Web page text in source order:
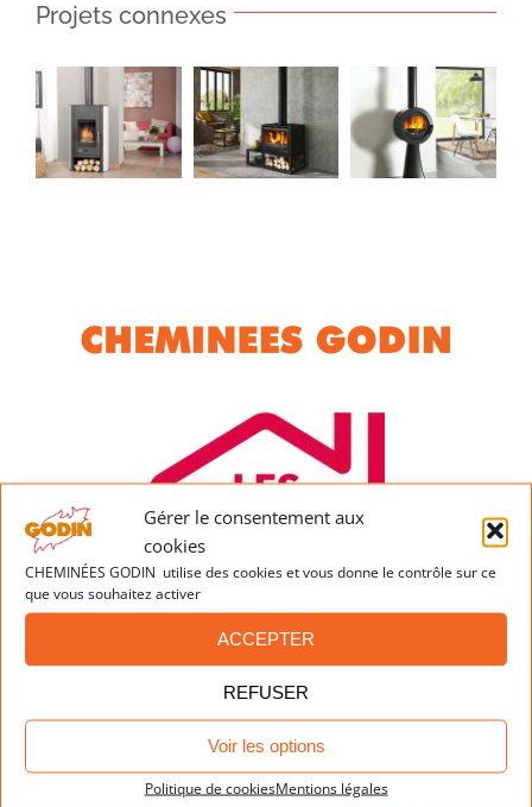
Gérer le consentement aux
cookies
CHEMINÉES GODIN utilise des cookies et vous donne le contrôle sur ce
que vous souhaitez activer
ACCEPTER
REFUSER
Voir les options
Politique de cookiesMentions légales
Projets connexes
Dernières réalisations